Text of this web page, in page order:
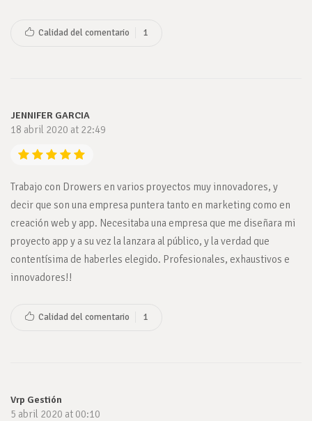
Calidad del comentario 1
JENNIFER GARCIA
18 abril 2020 at 22:49
Trabajo con Drowers en varios proyectos muy innovadores, y
decir que son una empresa puntera tanto en marketing como en
creación web y app. Necesitaba una empresa que me diseñara mi
proyecto app y a su vez la lanzara al público, y la verdad que
contentísima de haberles elegido. Profesionales, exhaustivos e
innovadores!!
Calidad del comentario 1
Vrp Gestión
5 abril 2020 at 00:10